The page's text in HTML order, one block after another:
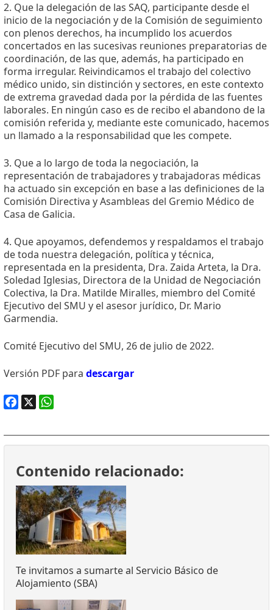
2. Que la delegación de las SAQ, participante desde el
inicio de la negociación y de la Comisión de seguimiento
con plenos derechos, ha incumplido los acuerdos
concertados en las sucesivas reuniones preparatorias de
coordinación, de las que, además, ha participado en
forma irregular. Reivindicamos el trabajo del colectivo
médico unido, sin distinción y sectores, en este contexto
de extrema gravedad dada por la pérdida de las fuentes
laborales. En ningún caso es de recibo el abandono de la
comisión referida y, mediante este comunicado, hacemos
un llamado a la responsabilidad que les compete.
3. Que a lo largo de toda la negociación, la
representación de trabajadores y trabajadoras médicas
ha actuado sin excepción en base a las definiciones de la
Comisión Directiva y Asambleas del Gremio Médico de
Casa de Galicia.
4. Que apoyamos, defendemos y respaldamos el trabajo
de toda nuestra delegación, política y técnica,
representada en la presidenta, Dra. Zaida Arteta, la Dra.
Soledad Iglesias, Directora de la Unidad de Negociación
Colectiva, la Dra. Matilde Miralles, miembro del Comité
Ejecutivo del SMU y el asesor jurídico, Dr. Mario
Garmendia.
Comité Ejecutivo del SMU, 26 de julio de 2022.
Versión PDF para descargar
Contenido relacionado:
Te invitamos a sumarte al Servicio Básico de
Alojamiento (SBA)